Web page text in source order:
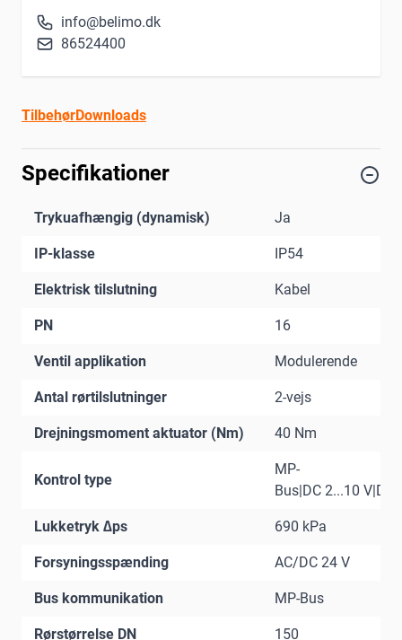
info@belimo.dk
86524400
TilbehørDownloads
Specifikationer
Trykuafhængig (dynamisk) Ja
IP-klasse IP54
Elektrisk tilslutning Kabel
PN 16
Ventil applikation Modulerende
Antal rørtilslutninger 2-vejs
Drejningsmoment aktuator (Nm) 40 Nm
Kontrol type
MP-
Bus|DC 2...10 V|DC
Lukketryk ∆ps 690 kPa
Forsyningsspænding AC/DC 24 V
Bus kommunikation MP-Bus
Rørstørrelse DN 150